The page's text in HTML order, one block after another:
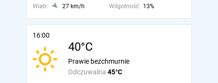
Wiatr:
27 km/h Wilgotność: 13%
16:00
40°C
Odczuwalna 45°C
Prawie bezchmurnie